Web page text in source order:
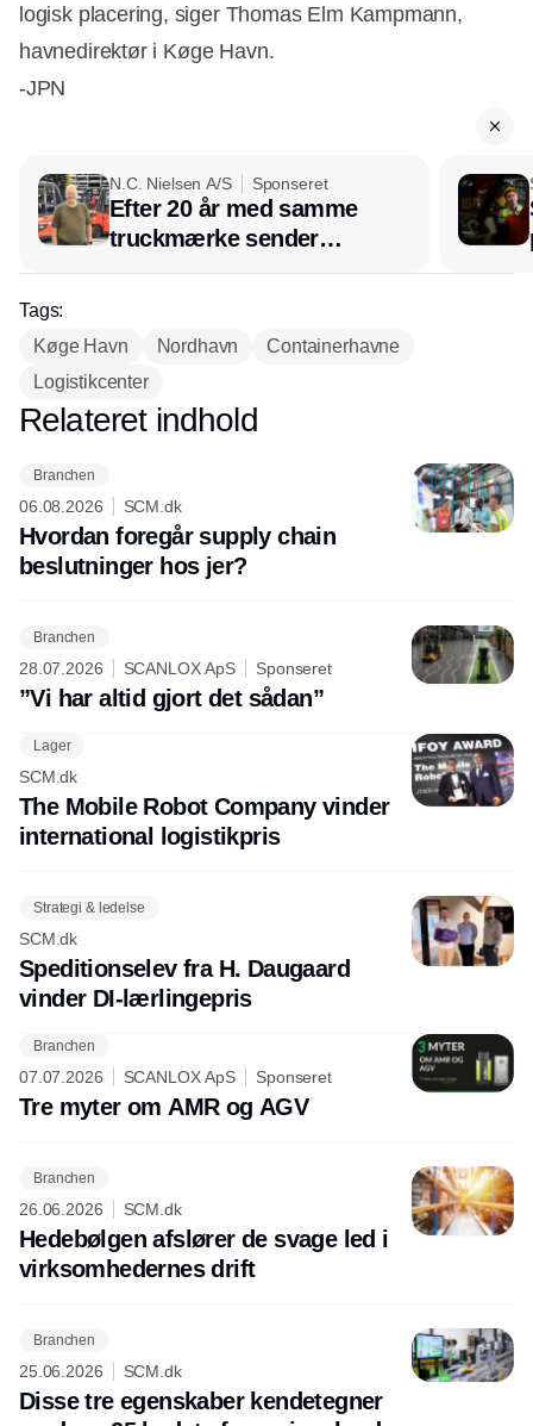
logisk placering, siger Thomas Elm Kampmann,
havnedirektør i Køge Havn.
-JPN
N.C. Nielsen A/S Sponseret
Efter 20 år med samme
truckmærke sender
lagerchef stafetten videre
Tags:
Køge Havn
Nordhavn
Containerhavne
Logistikcenter
Annonce
Relateret indhold
Branchen
06.08.2026 SCM.dk
Hvordan foregår supply chain
beslutninger hos jer?
Branchen
28.07.2026 SCANLOX ApS Sponseret
”Vi har altid gjort det sådan”
Lager
SCM.dk
The Mobile Robot Company vinder
international logistikpris
Strategi & ledelse
SCM.dk
Speditionselev fra H. Daugaard
vinder DI-lærlingepris
Branchen
07.07.2026 SCANLOX ApS Sponseret
Tre myter om AMR og AGV
Branchen
26.06.2026 SCM.dk
Hedebølgen afslører de svage led i
virksomhedernes drift
Branchen
25.06.2026 SCM.dk
Disse tre egenskaber kendetegner